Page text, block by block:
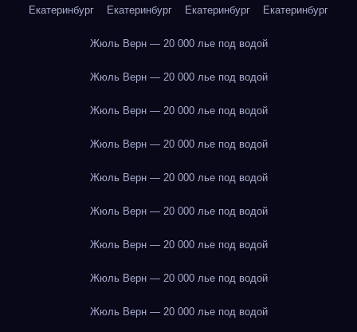
Екатеринбург Екатеринбург Екатеринбург Екатеринбург
Жюль Верн — 20 000 лье под водой
Жюль Верн — 20 000 лье под водой
Жюль Верн — 20 000 лье под водой
Жюль Верн — 20 000 лье под водой
Жюль Верн — 20 000 лье под водой
Жюль Верн — 20 000 лье под водой
Жюль Верн — 20 000 лье под водой
Жюль Верн — 20 000 лье под водой
Жюль Верн — 20 000 лье под водой